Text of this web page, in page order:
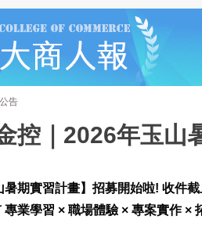
告
控｜2026年玉山
暑期實習計畫】招募開始啦! 收件
專業學習 × 職場體驗 × 專案實作 ×